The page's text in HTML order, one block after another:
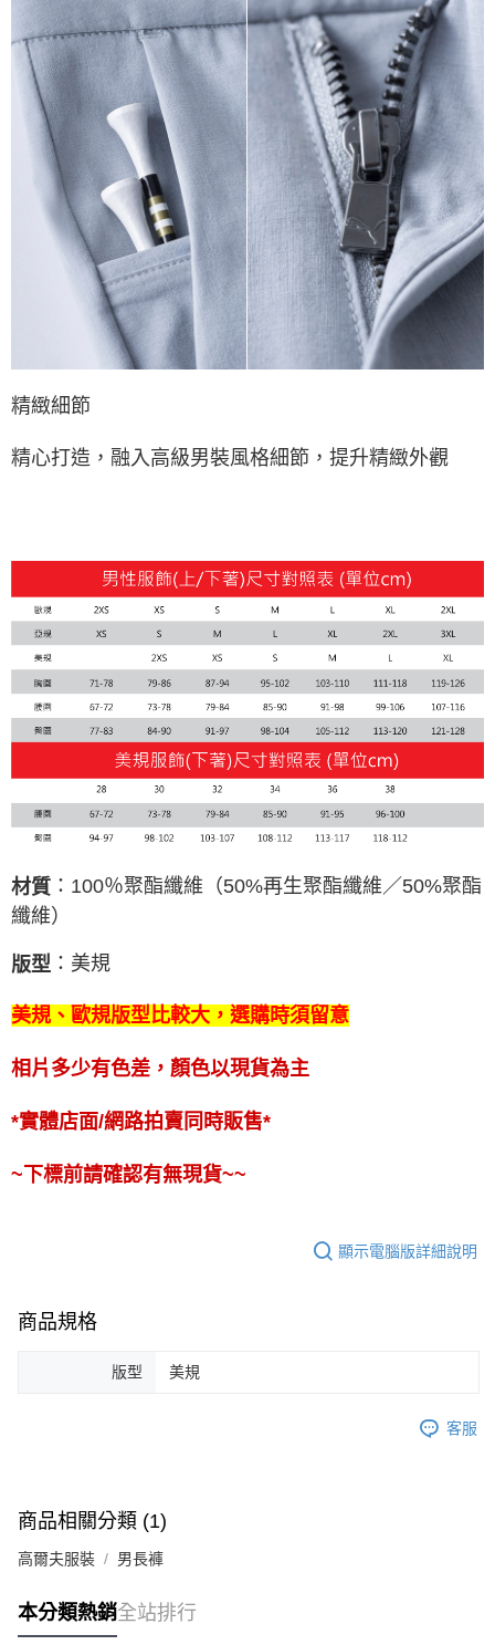
精緻細節
精心打造，融入高級男裝風格細節，提升精緻外觀
材質 ：100％聚酯纖維（50%再生聚酯纖維／50%聚酯
纖維）
版型 ：美規
美規、歐規版型比較大，選購時須留意
相片多少有色差，顏色以現貨為主
*實體店面/網路拍賣同時販售*
~下標前請確認有無現貨~~
顯示電腦版詳細說明
商品規格
版型 美規
客服
商品相關分類 (1)
高爾夫服裝 男長褲
本分類熱銷全站排行